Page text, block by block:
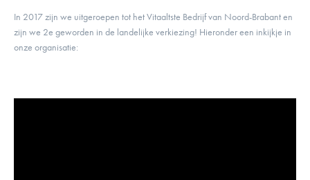
In 2017 zijn we uitgeroepen tot het Vitaaltste Bedrijf van Noord-Brabant en
zijn we 2e geworden in de landelijke verkiezing! Hieronder een inkijkje in
onze organisatie: